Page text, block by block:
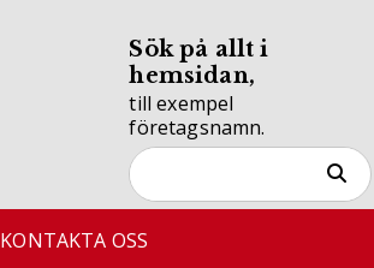
Sök på allt i
hemsidan,
till exempel
företagsnamn.
KONTAKTA OSS